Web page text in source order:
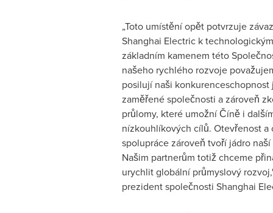
„Toto umístění opět potvrzuje
Shanghai Electric k
základním kamenem této
našeho rychlého rozvoje
posilují naši
zaměřené společnosti a zároveň
průlomy, které umožní Číně i
nízkouhlíkových cílů. Otevřenost a
spolupráce zároveň tvoří jádro
Našim partnerům totiž chceme
urychlit globální průmyslový
prezident společnosti Shanghai